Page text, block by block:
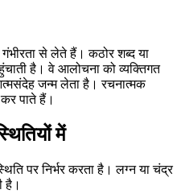
से लेते हैं। कठोर शब्द या
है। वे आलोचना को व्यक्तिगत
जन्म लेता है। रचनात्मक
पाते हैं।
में
पर निर्भर करता है। लग्न या चंद्र
है।